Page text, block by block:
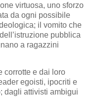
virtuosa, uno sforzo
da ogni possibile
il vomito che
pubblica
a ragazzini
corrotte e dai loro
egoisti, ipocriti e
dagli attivisti ambigui